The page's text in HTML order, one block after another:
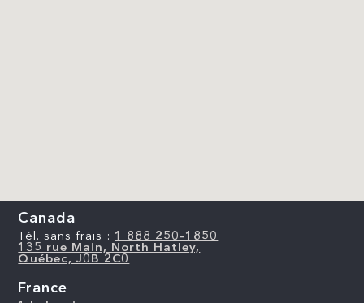
Canada
Tél. sans frais : 1 888 250-1850
135 rue Main, North Hatley,
Québec, J0B 2C0
France